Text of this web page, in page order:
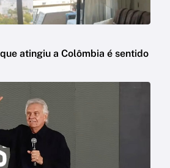
atingiu a Colômbia é sentido